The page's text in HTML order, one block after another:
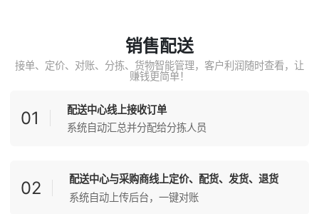
销售配送
接单、定价、对账、分拣、货物智能管理，客户利润随时查看，让
赚钱更简单！
01
配送中心线上接收订单
系统自动汇总并分配给分拣人员
02
配送中心与采购商线上定价、配货、发货、退货
系统自动上传后台，一键对账